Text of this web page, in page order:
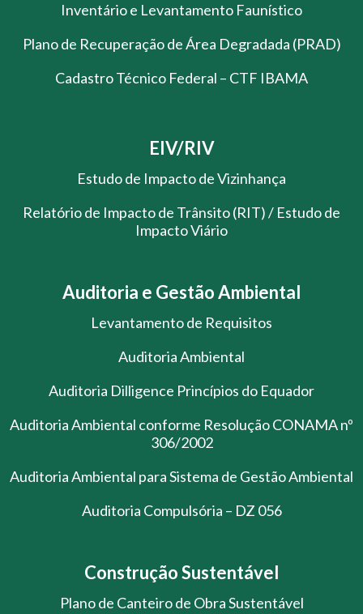
Inventário e Levantamento Faunístico
Plano de Recuperação de Área Degradada (PRAD)
Cadastro Técnico Federal – CTF IBAMA
EIV/RIV
Estudo de Impacto de Vizinhança
Relatório de Impacto de Trânsito (RIT) / Estudo de
Impacto Viário
Auditoria e Gestão Ambiental
Levantamento de Requisitos
Auditoria Ambiental
Auditoria Dilligence Princípios do Equador
Auditoria Ambiental conforme Resolução CONAMA nº
306/2002
Auditoria Ambiental para Sistema de Gestão Ambiental
Auditoria Compulsória – DZ 056
Construção Sustentável
Plano de Canteiro de Obra Sustentável